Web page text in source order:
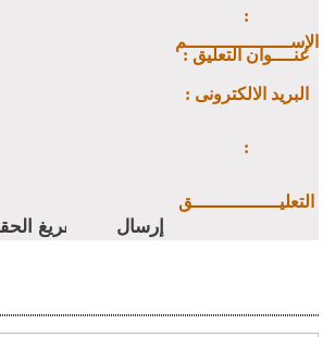
:
الإســـــــــــــــــــم
: عنــــوان التعليق
: البريد الالكترونى
:
التعليــــــــــــــــق